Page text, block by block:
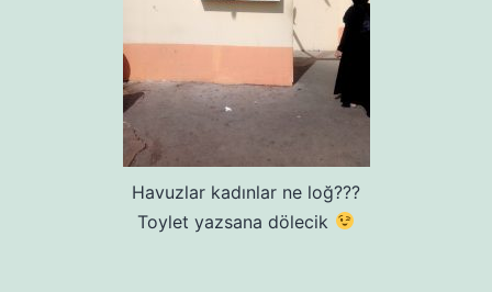
Havuzlar kadınlar ne loğ???
Toylet yazsana dölecik